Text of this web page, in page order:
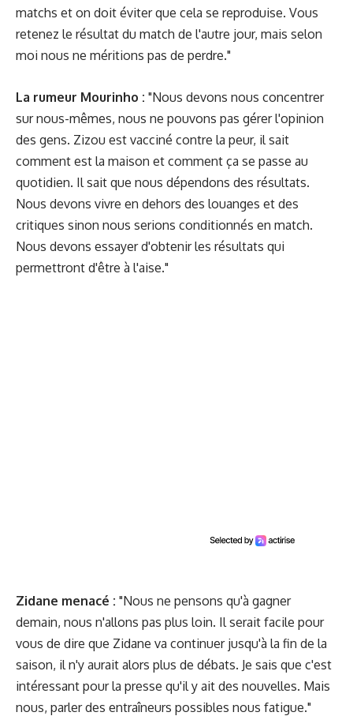
matchs et on doit éviter que cela se reproduise. Vous
retenez le résultat du match de l'autre jour, mais selon
moi nous ne méritions pas de perdre."
La rumeur Mourinho : "Nous devons nous concentrer
sur nous-mêmes, nous ne pouvons pas gérer l'opinion
des gens. Zizou est vacciné contre la peur, il sait
comment est la maison et comment ça se passe au
quotidien. Il sait que nous dépendons des résultats.
Nous devons vivre en dehors des louanges et des
critiques sinon nous serions conditionnés en match.
Nous devons essayer d'obtenir les résultats qui
permettront d'être à l'aise."
Zidane menacé : "Nous ne pensons qu'à gagner
demain, nous n'allons pas plus loin. Il serait facile pour
vous de dire que Zidane va continuer jusqu'à la fin de la
saison, il n'y aurait alors plus de débats. Je sais que c'est
intéressant pour la presse qu'il y ait des nouvelles. Mais
nous, parler des entraîneurs possibles nous fatigue."